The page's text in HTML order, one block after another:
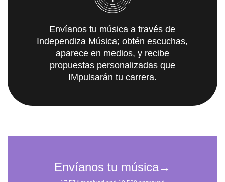
Envíanos tu música a través de
Independiza Música; obtén escuchas,
aparece en medios, y recibe
propuestas personalizadas que
IMpulsarán tu carrera.